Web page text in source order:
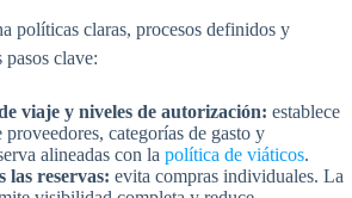
políticas claras, procesos definidos y
clave:
viaje y niveles de autorización: establece
proveedores, categorías de gasto y
alineadas con la política de viáticos.
las reservas: evita compras individuales. La